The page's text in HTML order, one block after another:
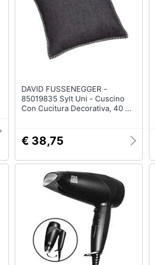
DAVID FUSSENEGGER -
85019835 Sylt Uni - Cuscino
Con Cucitura Decorativa, 40 X
€ 38,75